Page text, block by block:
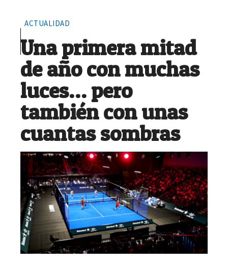
ACTUALIDAD
Una primera mitad
de año con muchas
luces… pero
también con unas
cuantas sombras